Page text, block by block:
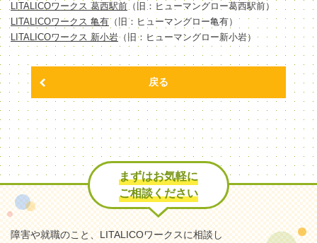
LITALICOワークス 葛西駅前 （旧：ヒューマングロー葛西駅前）
LITALICOワークス 亀有（旧：ヒューマングロー亀有）
LITALICOワークス 新小岩（旧：ヒューマングロー新小岩）
戻る
まずはお気軽に
ご相談ください
障害や就職のこと、LITALICOワークスに相談し